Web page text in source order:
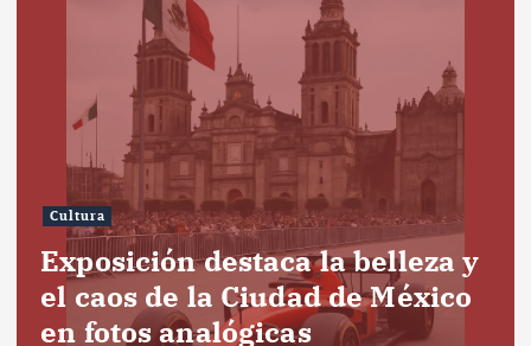
Cultura
Exposición destaca la belleza y
el caos de la Ciudad de México
en fotos analógicas